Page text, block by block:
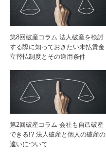
第8回破産コラム 法人破産を検討
する際に知っておきたい未払賃金
立替払制度とその適用条件
第2回破産コラム 会社も自己破産
できる!? 法人破産と個人の破産の
違いについて